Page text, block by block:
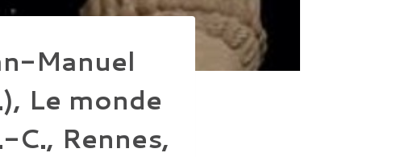
Manuel
Le monde
C., Rennes,